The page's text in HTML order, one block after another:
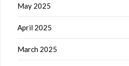
May 2025
April 2025
March 2025